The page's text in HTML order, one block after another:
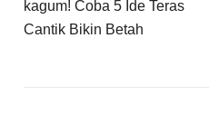
kagum! Coba 5 Ide Teras
Cantik Bikin Betah